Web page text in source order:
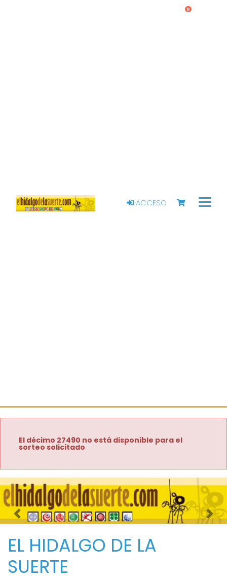
ACCESO
0
El décimo 27490 no está disponible para el
sorteo solicitado
Imagen anterior
EL HIDALGO DE LA
SUERTE